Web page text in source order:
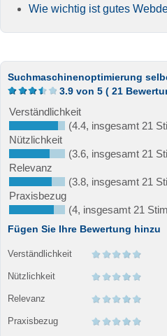
Wie wichtig ist gutes
Suchmaschinenoptimierung
3.9 von 5 ( 21
Verständlichkeit
(4.4, insgesamt 21
Nützlichkeit
(3.6, insgesamt 21
Relevanz
(3.8, insgesamt 21
Praxisbezug
(4, insgesamt 21
Fügen Sie Ihre Bewertung hinzu
Verständlichkeit
Nützlichkeit
Relevanz
Praxisbezug